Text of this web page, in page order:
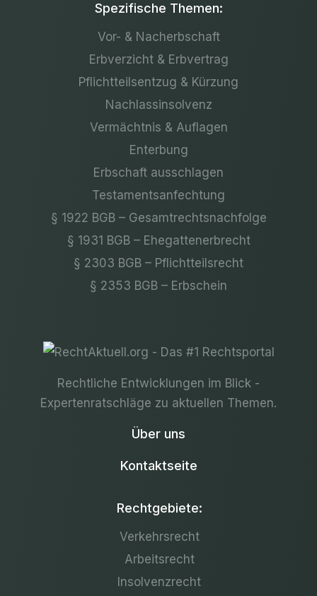
Spezifische Themen:
Vor- & Nacherbschaft
Erbverzicht & Erbvertrag
Pflichtteilsentzug & Kürzung
Nachlassinsolvenz
Vermächtnis & Auflagen
Enterbung
Erbschaft ausschlagen
Testamentsanfechtung
§ 1922 BGB – Gesamtrechtsnachfolge
§ 1931 BGB – Ehegattenerbrecht
§ 2303 BGB – Pflichtteilsrecht
§ 2353 BGB – Erbschein
Rechtliche Entwicklungen im Blick -
Expertenratschläge zu aktuellen Themen.
Über uns
Kontaktseite
Rechtgebiete:
Verkehrsrecht
Arbeitsrecht
Insolvenzrecht